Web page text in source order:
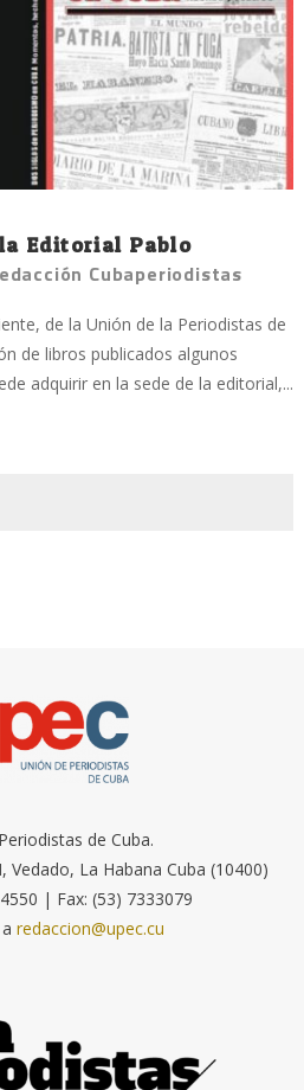
Editorial Pablo
Cubaperiodistas
de la Unión de la Periodistas de
de libros publicados algunos
adquirir en la sede de la editorial,...
de Cuba.
Vedado, La Habana Cuba (10400)
| Fax: (53) 7333079
redaccion@upec.cu